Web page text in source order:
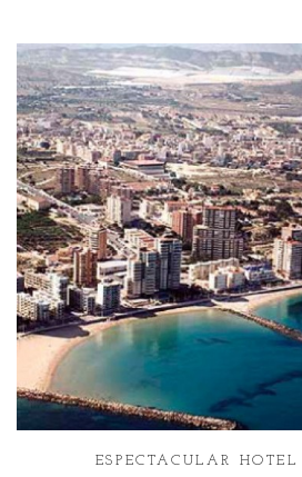
ESPECTACULAR